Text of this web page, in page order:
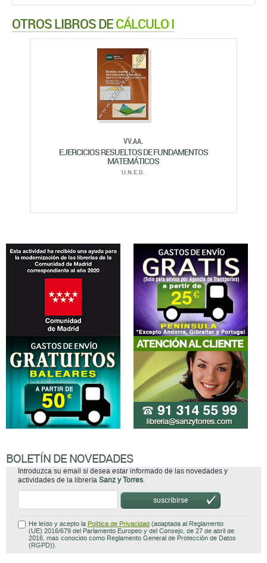
OTROS LIBROS DECÁLCULO I
VV.AA.
EJERCICIOS RESUELTOS DE FUNDAMENTOS
MATEMÁTICOS
U.N.E.D.
BOLETÍN DE NOVEDADES
Introduzca su email si desea estar informado de las novedades y
actividades de la librería Sanz y Torres.
suscribirse
He leído y acepto la Política de Privacidad (adaptada al Reglamento
(UE) 2016/679 del Parlamento Europeo y del Consejo, de 27 de abril de
2016, mas conocido como Reglamento General de Protección de Datos
(RGPD)).